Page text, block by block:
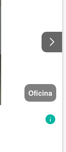
Oficina